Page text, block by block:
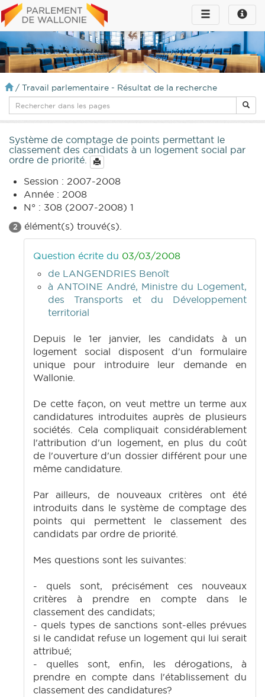
Toggle
infos
Toggle
navigation
/ Travail parlementaire - Résultat de la recherche
Système de comptage de points permettant le
classement des candidats à un logement social par
ordre de priorité.
Session : 2007-2008
Année : 2008
N° : 308 (2007-2008) 1
2 élément(s) trouvé(s).
Question écrite du 03/03/2008
de LANGENDRIES Benoît
à ANTOINE André, Ministre du Logement,
des Transports et du Développement
territorial
Depuis le 1er janvier, les candidats à un
logement social disposent d'un formulaire
unique pour introduire leur demande en
Wallonie.
De cette façon, on veut mettre un terme aux
candidatures introduites auprès de plusieurs
sociétés. Cela compliquait considérablement
l'attribution d'un logement, en plus du coût
de l'ouverture d'un dossier différent pour une
même candidature.
Par ailleurs, de nouveaux critères ont été
introduits dans le système de comptage des
points qui permettent le classement des
candidats par ordre de priorité.
Mes questions sont les suivantes:
- quels sont, précisément ces nouveaux
critères à prendre en compte dans le
classement des candidats;
- quels types de sanctions sont-elles prévues
si le candidat refuse un logement qui lui serait
attribué;
- quelles sont, enfin, les dérogations, à
prendre en compte dans l'établissement du
classement des candidatures?